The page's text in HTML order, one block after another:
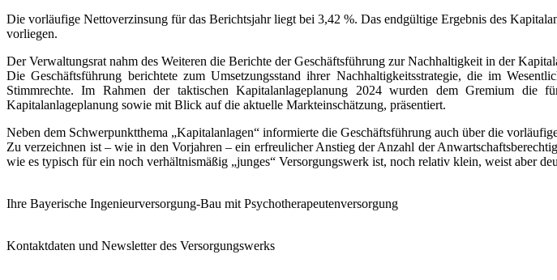
Die vorläufige Nettoverzinsung für das Berichtsjahr liegt bei 3,42 %. Das endgültige Ergebnis des
vorliegen.
Der Verwaltungsrat nahm des Weiteren die Berichte der Geschäftsführung zur Nachhaltigkeit in der
Die Geschäftsführung berichtete zum Umsetzungsstand ihrer Nachhaltigkeitsstrategie, die im
Stimmrechte. Im Rahmen der taktischen Kapitalanlageplanung 2024 wurden dem Gremium die
Kapitalanlageplanung sowie mit Blick auf die aktuelle Markteinschätzung, präsentiert.
Neben dem Schwerpunktthema „Kapitalanlagen“ informierte die Geschäftsführung auch über die
Zu verzeichnen ist – wie in den Vorjahren – ein erfreulicher Anstieg der Anzahl der
wie es typisch für ein noch verhältnismäßig „junges“ Versorgungswerk ist, noch relativ klein, weist aber
Ihre Bayerische Ingenieurversorgung-Bau mit Psychotherapeutenversorgung
Kontaktdaten und Newsletter des Versorgungswerks